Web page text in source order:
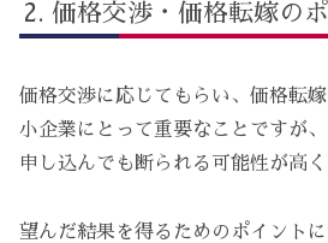
価格交渉・価格転嫁の
価格交渉に応じてもらい、価格転
小企業にとって重要なことですが
申し込んでも断られる可能性が高く
望んだ結果を得るためのポイント